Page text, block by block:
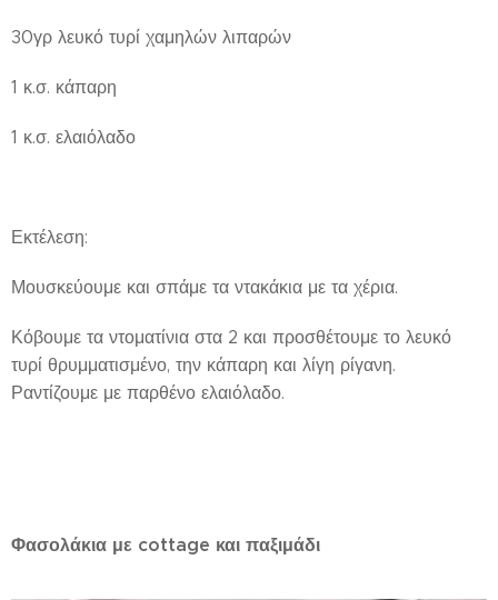
30γρ λευκό τυρί χαμηλών λιπαρών
1 κ.σ. κάπαρη
1 κ.σ. ελαιόλαδο
Εκτέλεση:
Μουσκεύουμε και σπάμε τα ντακάκια με τα χέρια.
Κόβουμε τα ντοματίνια στα 2 και προσθέτουμε το λευκό
τυρί θρυμματισμένο, την κάπαρη και λίγη ρίγανη.
Ραντίζουμε με παρθένο ελαιόλαδο.
Φασολάκια με cottage και παξιμάδι